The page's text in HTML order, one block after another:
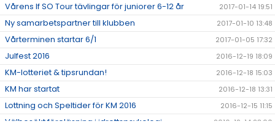
Vårens If SO Tour tävlingar för juniorer 6-12 år 2017-01-14 19:51
Ny samarbetspartner till klubben 2017-01-10 13:48
Vårterminen startar 6/1 2017-01-05 17:32
Julfest 2016 2016-12-19 18:09
KM-lotteriet & tipsrundan! 2016-12-18 15:03
KM har startat 2016-12-18 13:31
Lottning och Speltider för KM 2016 2016-12-15 11:15